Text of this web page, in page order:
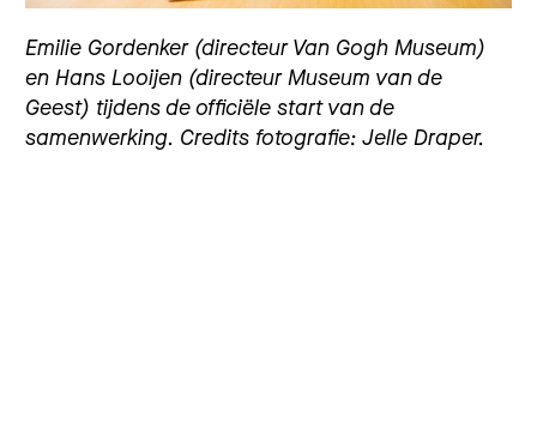
Emilie Gordenker (directeur Van Gogh Museum)
en Hans Looijen (directeur Museum van de
Geest) tijdens de officiële start van de
samenwerking. Credits fotografie: Jelle Draper.